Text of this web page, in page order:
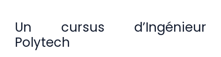
Un cursus d’Ingénieur
Polytech